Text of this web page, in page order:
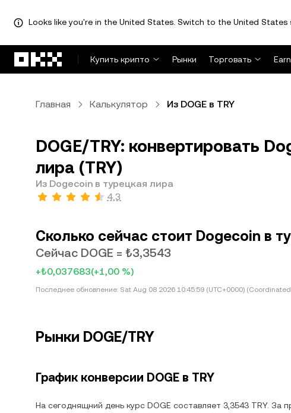
Looks like you're in the United States. Switch to the United
Купить крипто
Рынки Торговать Earn
Главная Калькулятор Из DOGE в TRY
DOGE/TRY: конвертировать
лира (TRY)
Из Dogecoin в турецкая лира
4,3
Сколько сейчас стоит Dogecoin в
Сейчас DOGE = ₺3,3543
+₺0,037683(+1,00 %)
Последнее обновление: Sat Aug 08 2026 10:45:59 (UTC+0000)
Рынки DOGE/TRY
График конверсии DOGE в TRY
На сегоднящний день курс DOGE составляет 3,3543 TRY. За